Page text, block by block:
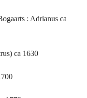
: Adrianus ca
ca 1630